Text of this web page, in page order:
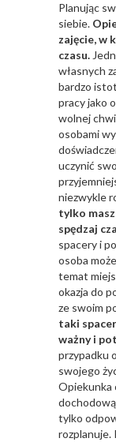
Planując
siebie.
zajęcie, w
czasu.
własnych
bardzo
pracy jako
wolnej
osobami
uczynić
niezwykle
tylko
spędzaj
spacery i
osoba
temat
okazja do
ze swoim
taki
ważny i
przypadku
swojego
Opiekunka
tylko
rozplanuje.